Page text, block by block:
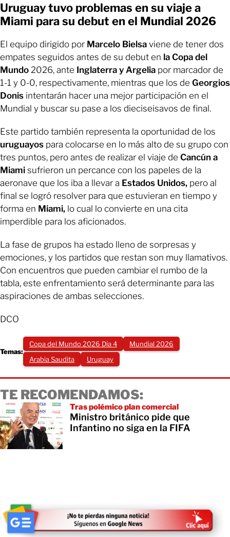
Uruguay tuvo problemas en su viaje a
Miami para su debut en el Mundial 2026
El equipo dirigido por Marcelo Bielsa viene de tener dos
empates seguidos antes de su debut en la Copa del
Mundo 2026, ante Inglaterra y Argelia por marcador de
1-1 y 0-0, respectivamente, mientras que los de Georgios
Donis intentarán hacer una mejor participación en el
Mundial y buscar su pase a los dieciseisavos de final.
Este partido también representa la oportunidad de los
uruguayos para colocarse en lo más alto de su grupo con
tres puntos, pero antes de realizar el viaje de Cancún a
Miami sufrieron un percance con los papeles de la
aeronave que los iba a llevar a Estados Unidos, pero al
final se logró resolver para que estuvieran en tiempo y
forma en Miami, lo cual lo convierte en una cita
imperdible para los aficionados.
La fase de grupos ha estado lleno de sorpresas y
emociones, y los partidos que restan son muy llamativos.
Con encuentros que pueden cambiar el rumbo de la
tabla, este enfrentamiento será determinante para las
aspiraciones de ambas selecciones.
DCO
Temas:
Copa del Mundo 2026 Día 4
Mundial 2026
Arabia Saudita
Uruguay
TE RECOMENDAMOS:
Tras polémico plan comercial
Ministro británico pide que
Infantino no siga en la FIFA